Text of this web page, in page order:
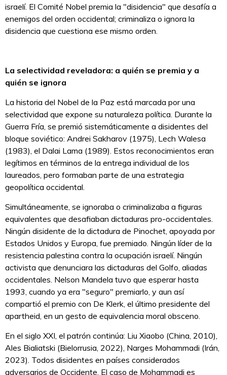
israelí. El Comité Nobel premia la "disidencia" que desafía a
enemigos del orden occidental; criminaliza o ignora la
disidencia que cuestiona ese mismo orden.
La selectividad reveladora: a quién se premia y a
quién se ignora
La historia del Nobel de la Paz está marcada por una
selectividad que expone su naturaleza política. Durante la
Guerra Fría, se premió sistemáticamente a disidentes del
bloque soviético: Andrei Sakharov (1975), Lech Walesa
(1983), el Dalai Lama (1989). Estos reconocimientos eran
legítimos en términos de la entrega individual de los
laureados, pero formaban parte de una estrategia
geopolítica occidental.
Simultáneamente, se ignoraba o criminalizaba a figuras
equivalentes que desafiaban dictaduras pro-occidentales.
Ningún disidente de la dictadura de Pinochet, apoyada por
Estados Unidos y Europa, fue premiado. Ningún líder de la
resistencia palestina contra la ocupación israelí. Ningún
activista que denunciara las dictaduras del Golfo, aliadas
occidentales. Nelson Mandela tuvo que esperar hasta
1993, cuando ya era "seguro" premiarlo, y aun así
compartió el premio con De Klerk, el último presidente del
apartheid, en un gesto de equivalencia moral obsceno.
En el siglo XXI, el patrón continúa: Liu Xiaobo (China, 2010),
Ales Bialiatski (Bielorrusia, 2022), Narges Mohammadi (Irán,
2023). Todos disidentes en países considerados
adversarios de Occidente. El caso de Mohammadi es